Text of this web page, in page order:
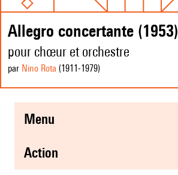
Allegro concertante (1953)
pour chœur et orchestre
par Nino Rota (1911-1979)
menu
action